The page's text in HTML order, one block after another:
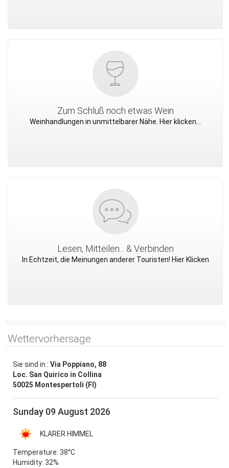
Zum Schluß noch etwas Wein
Weinhandlungen in unmittelbarer Nähe. Hier klicken...
Lesen, Mitteilen... & Verbinden
In Echtzeit, die Meinungen anderer Touristen! Hier Klicken
Wettervorhersage
Sie sind in : Via Poppiano, 88
Loc. San Quirico in Collina
50025 Montespertoli (FI)
Sunday 09 August 2026
KLARER HIMMEL
Temperature: 38°C
Humidity: 32%